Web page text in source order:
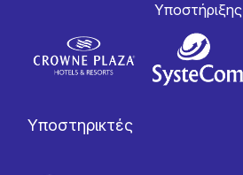
Yποστήριξης
Υποστηρικτές